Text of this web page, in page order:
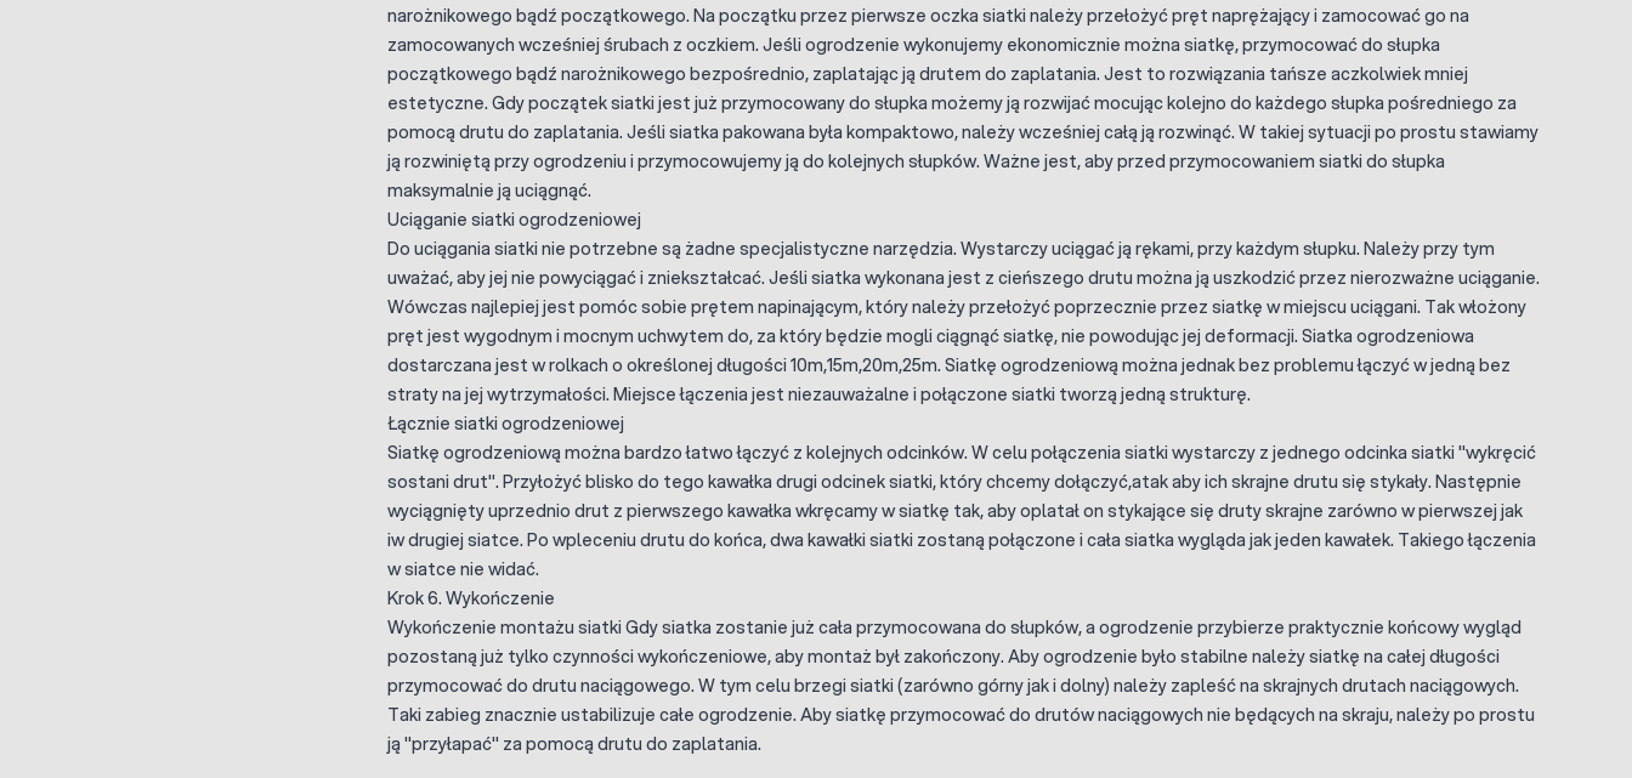
narożnikowego bądź początkowego. Na początku przez pierwsze oczka siatki należy przełożyć pręt naprężający i zamocować go na
zamocowanych wcześniej śrubach z oczkiem. Jeśli ogrodzenie wykonujemy ekonomicznie można siatkę, przymocować do słupka
początkowego bądź narożnikowego bezpośrednio, zaplatając ją drutem do zaplatania. Jest to rozwiązania tańsze aczkolwiek mniej
estetyczne. Gdy początek siatki jest już przymocowany do słupka możemy ją rozwijać mocując kolejno do każdego słupka pośredniego za
pomocą drutu do zaplatania. Jeśli siatka pakowana była kompaktowo, należy wcześniej całą ją rozwinąć. W takiej sytuacji po prostu stawiamy
ją rozwiniętą przy ogrodzeniu i przymocowujemy ją do kolejnych słupków. Ważne jest, aby przed przymocowaniem siatki do słupka
maksymalnie ją uciągnąć.
Uciąganie siatki ogrodzeniowej
Do uciągania siatki nie potrzebne są żadne specjalistyczne narzędzia. Wystarczy uciągać ją rękami, przy każdym słupku. Należy przy tym
uważać, aby jej nie powyciągać i zniekształcać. Jeśli siatka wykonana jest z cieńszego drutu można ją uszkodzić przez nierozważne uciąganie.
Wówczas najlepiej jest pomóc sobie prętem napinającym, który należy przełożyć poprzecznie przez siatkę w miejscu uciągani. Tak włożony
pręt jest wygodnym i mocnym uchwytem do, za który będzie mogli ciągnąć siatkę, nie powodując jej deformacji. Siatka ogrodzeniowa
dostarczana jest w rolkach o określonej długości 10m,15m,20m,25m. Siatkę ogrodzeniową można jednak bez problemu łączyć w jedną bez
straty na jej wytrzymałości. Miejsce łączenia jest niezauważalne i połączone siatki tworzą jedną strukturę.
Łącznie siatki ogrodzeniowej
Siatkę ogrodzeniową można bardzo łatwo łączyć z kolejnych odcinków. W celu połączenia siatki wystarczy z jednego odcinka siatki "wykręcić
sostani drut". Przyłożyć blisko do tego kawałka drugi odcinek siatki, który chcemy dołączyć,atak aby ich skrajne drutu się stykały. Następnie
wyciągnięty uprzednio drut z pierwszego kawałka wkręcamy w siatkę tak, aby oplatał on stykające się druty skrajne zarówno w pierwszej jak
iw drugiej siatce. Po wpleceniu drutu do końca, dwa kawałki siatki zostaną połączone i cała siatka wygląda jak jeden kawałek. Takiego łączenia
w siatce nie widać.
Krok 6. Wykończenie
Wykończenie montażu siatki Gdy siatka zostanie już cała przymocowana do słupków, a ogrodzenie przybierze praktycznie końcowy wygląd
pozostaną już tylko czynności wykończeniowe, aby montaż był zakończony. Aby ogrodzenie było stabilne należy siatkę na całej długości
przymocować do drutu naciągowego. W tym celu brzegi siatki (zarówno górny jak i dolny) należy zapleść na skrajnych drutach naciągowych.
Taki zabieg znacznie ustabilizuje całe ogrodzenie. Aby siatkę przymocować do drutów naciągowych nie będących na skraju, należy po prostu
ją "przyłapać" za pomocą drutu do zaplatania.